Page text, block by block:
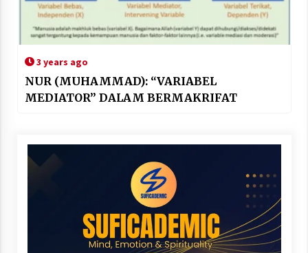
3 years ago
NUR (MUHAMMAD): “VARIABEL
MEDIATOR” DALAM BERMAKRIFAT